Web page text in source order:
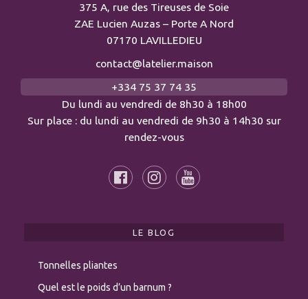
375 A, rue des Tireuses de Soie
ZAE Lucien Auzas – Porte A Nord
07170 LAVILLEDIEU
contact@latelier.maison
+334 75 37 74 35
Du lundi au vendredi de 8h30 à 18h00
Sur place : du lundi au vendredi de 9h30 à 14h30 sur
rendez-vous
LE BLOG
Tonnelles pliantes
Quel est le poids d’un barnum ?